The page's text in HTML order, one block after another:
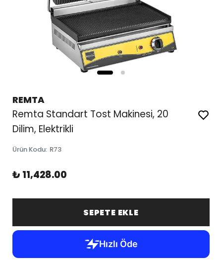
REMTA
Remta Standart Tost Makinesi, 20
Dilim, Elektrikli
Ürün Kodu: R73
₺ 11,428.00
SEPETE EKLE